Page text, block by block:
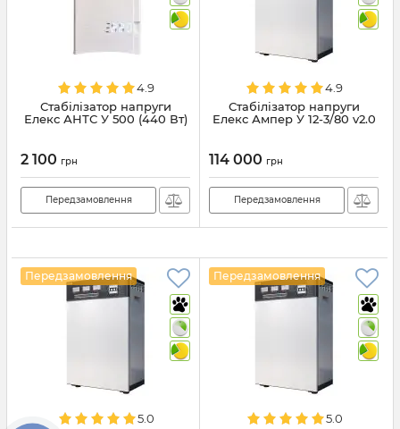
4.9
Стабілізатор напруги
Елекс АНТС У 500 (440 Вт)
2 100 грн
Передзамовлення
4.9
Стабілізатор напруги
Елекс Ампер У 12-3/80 v2.0
114 000 грн
Передзамовлення
Передзамовлення
5.0
Передзамовлення
5.0